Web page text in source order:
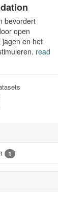
bevordert
open
jagen en het
read
1